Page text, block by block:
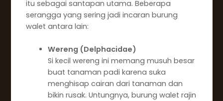
itu sebagai santapan utama. Beberapa
serangga yang sering jadi incaran burung
walet antara lain:
Wereng (Delphacidae)
Si kecil wereng ini memang musuh besar
buat tanaman padi karena suka
menghisap cairan dari tanaman dan
bikin rusak. Untungnya, burung walet rajin